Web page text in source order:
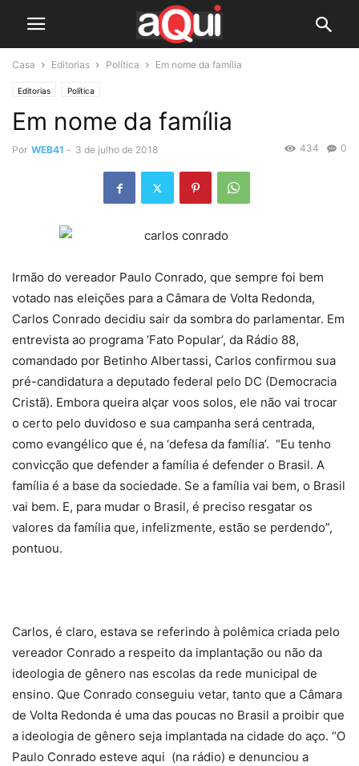
Casa Editorias Política Em nome da família
Editorias Política
Em nome da família
Por WEB41 - 3 de julho de 2018 0
434
Irmão do vereador Paulo Conrado, que sempre foi bem
votado nas eleições para a Câmara de Volta Redonda,
Carlos Conrado decidiu sair da sombra do parlamentar. Em
entrevista ao programa ‘Fato Popular’, da Rádio 88,
comandado por Betinho Albertassi, Carlos confirmou sua
pré-candidatura a deputado federal pelo DC (Democracia
Cristã). Embora queira alçar voos solos, ele não vai trocar
o certo pelo duvidoso e sua campanha será centrada,
como evangélico que é, na ‘defesa da família’. “Eu tenho
convicção que defender a família é defender o Brasil. A
família é a base da sociedade. Se a família vai bem, o Brasil
vai bem. E, para mudar o Brasil, é preciso resgatar os
valores da família que, infelizmente, estão se perdendo”,
pontuou.
Carlos, é claro, estava se referindo à polêmica criada pelo
vereador Conrado a respeito da implantação ou não da
ideologia de gênero nas escolas da rede municipal de
ensino. Que Conrado conseguiu vetar, tanto que a Câmara
de Volta Redonda é uma das poucas no Brasil a proibir que
a ideologia de gênero seja implantada na cidade do aço. “O
Paulo Conrado esteve aqui (na rádio) e denunciou a